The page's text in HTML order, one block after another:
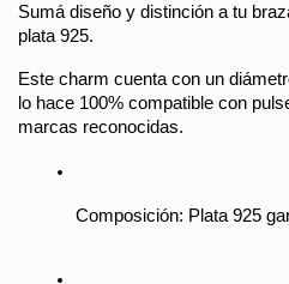
Sumá diseño y distinción a tu
plata 925.
Este charm cuenta con un
lo hace 100% compatible con
marcas reconocidas.
Composición: Plata 925